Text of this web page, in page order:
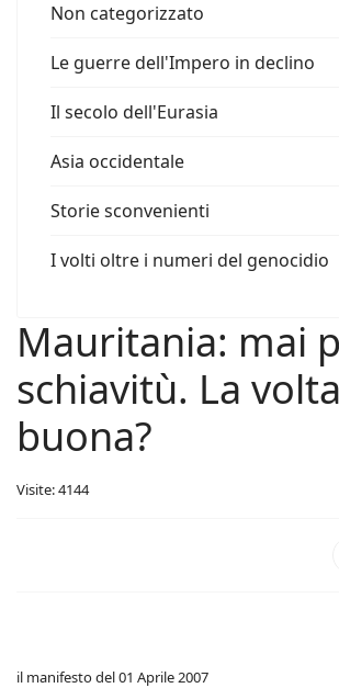
Non categorizzato
Le guerre dell'Impero in declino
Il secolo dell'Eurasia
Asia occidentale
Storie sconvenienti
I volti oltre i numeri del genocidio
Mauritania: mai
schiavitù. La volta
buona?
Visite: 4144
il manifesto del 01 Aprile 2007